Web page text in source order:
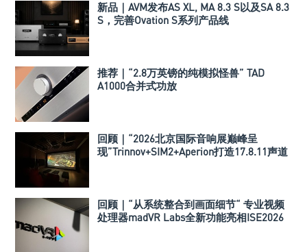
新品｜AVM发布AS XL, MA 8.3 S以及SA 8.3
S，完善Ovation S系列产品线
推荐｜“2.8万英镑的纯模拟怪兽” TAD
A1000合并式功放
回顾｜“2026北京国际音响展巅峰呈
现”Trinnov+SIM2+Aperion打造17.8.11声道
回顾｜“从系统整合到画面细节“ 专业视频
处理器madVR Labs全新功能亮相ISE2026